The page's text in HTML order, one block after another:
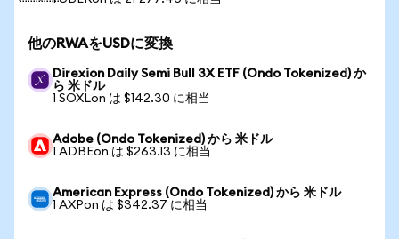
他のRWAをUSDに変換
Direxion Daily Semi Bull 3X ETF (Ondo Tokenized) か
ら 米ドル
1 SOXLon は $142.30 に相当
Adobe (Ondo Tokenized) から 米ドル
1 ADBEon は $263.13 に相当
American Express (Ondo Tokenized) から 米ドル
1 AXPon は $342.37 に相当